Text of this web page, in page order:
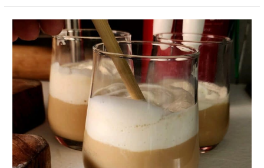
Recette
Frappuccino